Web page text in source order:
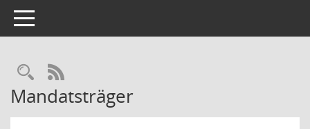
Toggle navigation
Rechercheauswahl
RSS-Feed
Mandatsträger